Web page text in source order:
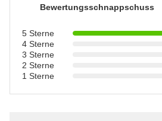
Bewertungsschnappschuss
5 Sterne
4 Sterne
3 Sterne
2 Sterne
1 Sterne